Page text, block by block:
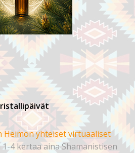
Heimon yhteiset virtuaaliset
4 kertaa aina Shamanistisen